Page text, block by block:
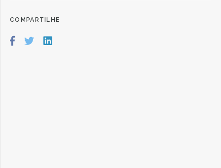
COMPARTILHE